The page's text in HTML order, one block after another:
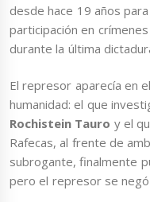
desde hace 19 años
participación en
durante la última
El represor aparecía en
humanidad: el que
Rochistein Tauro y el
Rafecas, al frente de
subrogante, finalmente
pero el represor se negó